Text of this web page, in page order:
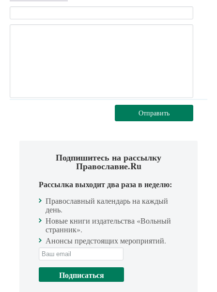
Отправить
Подпишитесь на рассылку
Православие.Ru
Рассылка выходит два раза в неделю:
Православный календарь на каждый
день.
Новые книги издательства «Вольный
странник».
Анонсы предстоящих мероприятий.